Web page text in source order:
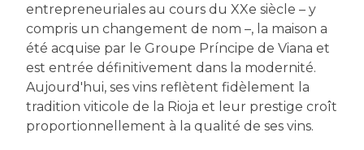
entrepreneuriales au cours du XXe siècle – y
compris un changement de nom –, la maison a
été acquise par le Groupe Príncipe de Viana et
est entrée définitivement dans la modernité.
Aujourd'hui, ses vins reflètent fidèlement la
tradition viticole de la Rioja et leur prestige croît
proportionnellement à la qualité de ses vins.